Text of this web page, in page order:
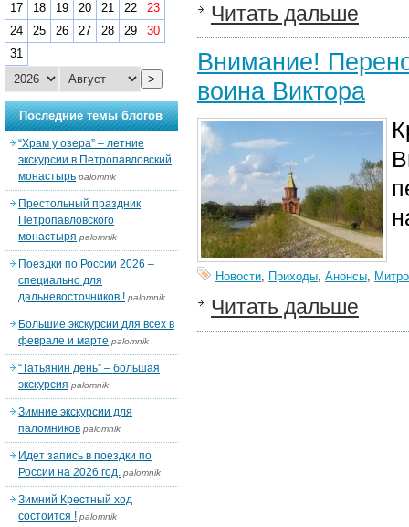
Читать дальше
Внимание!
воина Виктора
Новости, Приходы, Анонсы,
Читать дальше
17
18 19 20 21 22
23
24
25 26 27 28 29
30
31
>
Последние темы блогов
“Храм у озера” – летние
экскурсии в Петропавловский
монастырь palomnik
Престольный праздник
Петропавловского
монастыря palomnik
Поездки по России 2026 –
специально для
дальневосточников ! palomnik
Большие экскурсии для всех в
феврале и марте palomnik
“Татьянин день” – большая
экскурсия palomnik
Зимние экскурсии для
паломников palomnik
Идет запись в поездки по
России на 2026 год. palomnik
Зимний Крестный ход
состоится ! palomnik